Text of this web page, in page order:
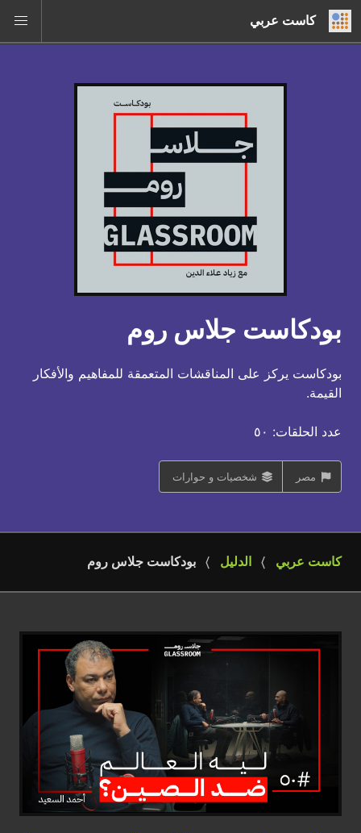
كاست عربي
بودكاست جلاس روم
بودكاست يركز على المناقشات المتعمقة للمفاهيم والأفكار
القيمة.
عدد الحلقات: ٥٠
مصر شخصيات و حوارات
كاست عربي الدليل بودكاست جلاس روم